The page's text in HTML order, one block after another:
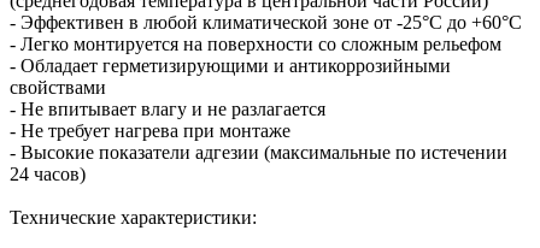
- Эффективен в любой климатической зоне от -25°С до +60°С
- Легко монтируется на поверхности со сложным рельефом
- Обладает герметизирующими и антикоррозийными
свойствами
- Не впитывает влагу и не разлагается
- Не требует нагрева при монтаже
- Высокие показатели адгезии (максимальные по истечении
24 часов)
Технические характеристики: